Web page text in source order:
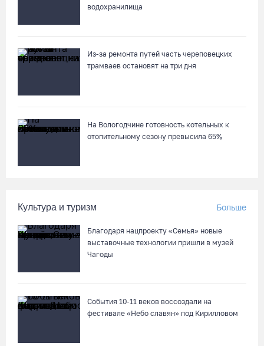
водохранилища
Из-за ремонта путей часть череповецких
трамваев остановят на три дня
На Вологодчине готовность котельных к
отопительному сезону превысила 65%
Культура и туризм Больше
Благодаря нацпроекту «Семья» новые
выставочные технологии пришли в музей
Чагоды
События 10-11 веков воссоздали на
фестивале «Небо славян» под Кирилловом